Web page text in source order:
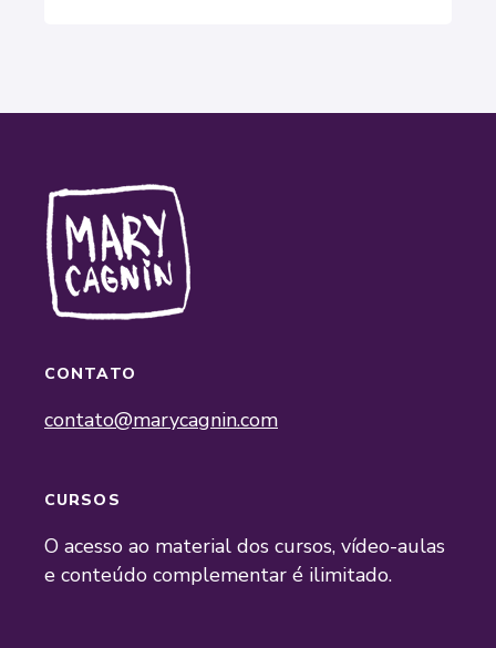
CONTATO
contato@marycagnin.com
CURSOS
O acesso ao material dos cursos, vídeo-aulas
e conteúdo complementar é ilimitado.